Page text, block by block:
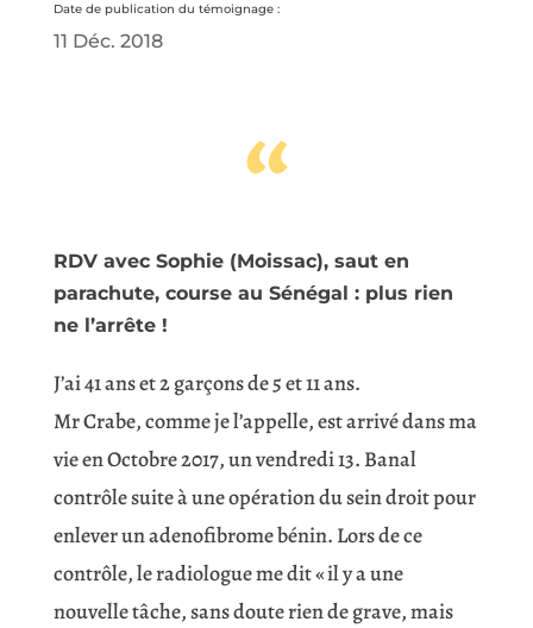
Date de publication du témoignage :
11 Déc. 2018
“
RDV avec Sophie (Moissac), saut en
parachute, course au Sénégal : plus rien
ne l’arrête !
J’ai 41 ans et 2 garçons de 5 et 11 ans.
Mr Crabe, comme je l’appelle, est arrivé dans ma
vie en Octobre 2017, un vendredi 13. Banal
contrôle suite à une opération du sein droit pour
enlever un adenofibrome bénin. Lors de ce
contrôle, le radiologue me dit « il y a une
nouvelle tâche, sans doute rien de grave, mais